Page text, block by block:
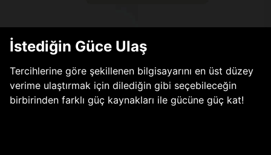
İstediğin Güce Ulaş
Tercihlerine göre şekillenen bilgisayarını en üst düzey
verime ulaştırmak için dilediğin gibi seçebileceğin
birbirinden farklı güç kaynakları ile gücüne güç kat!